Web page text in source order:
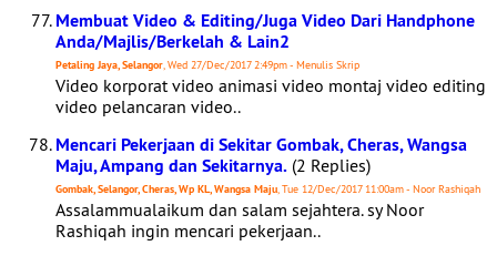
Membuat Video & Editing/Juga Video Dari Handphone
Anda/Majlis/Berkelah & Lain2
Petaling Jaya, Selangor, Wed 27/Dec/2017 2:49pm - Menulis Skrip
Video korporat video animasi video montaj video editing
video pelancaran video..
Mencari Pekerjaan di Sekitar Gombak, Cheras, Wangsa
Maju, Ampang dan Sekitarnya. (2 Replies)
Gombak, Selangor, Cheras, Wp KL, Wangsa Maju, Tue 12/Dec/2017 11:00am - Noor Rashiqah
Assalammualaikum dan salam sejahtera. sy Noor
Rashiqah ingin mencari pekerjaan..